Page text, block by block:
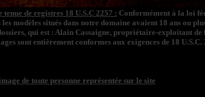
de registres 18 U.S.C 2257 : Conformément à la loi
les modèles situés dans notre domaine avaient 18 ans ou
qui est : Alain Cassaigne, propriétaire-exploitant
sont entièrement conformes aux exigences de 18 U.S.C.
de toute personne représentée sur le site